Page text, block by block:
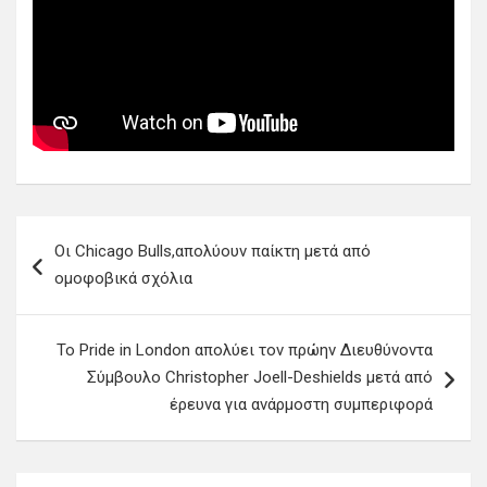
σ
Οι Chicago Bulls,απολύουν παίκτη μετά από
ομοφοβικά σχόλια
Το Pride in London απολύει τον πρώην Διευθύνοντα
Σύμβουλο Christopher Joell-Deshields μετά από
έρευνα για ανάρμοστη συμπεριφορά